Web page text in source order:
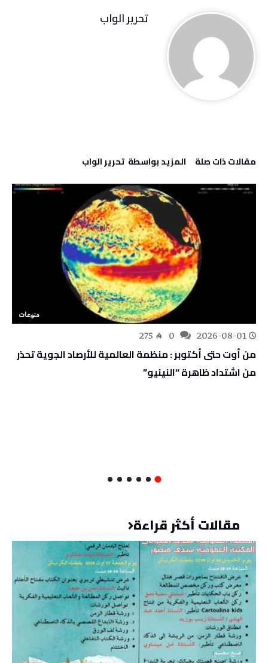
تحرير الواب
‫مقالات ذات صلة‬ ‫‫المزيد بواسطة‬ ‬ تحرير الواب
منوعات
2026-08-01
275
من أوت حتى أكتوبر : منظمة العالمية للأرصاد الجوية تحذر
من اشتداد ظاهرة “النينيو”
مقالات أكثر قراءة